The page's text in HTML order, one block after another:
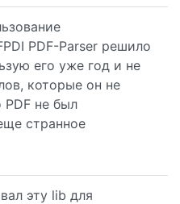
PDF-Parser решило
его уже год и не
которые он не
PDF не был
странное
эту lib для